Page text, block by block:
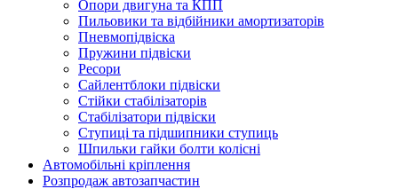
Опори двигуна та КПП
Пильовики та відбійники амортизаторів
Пневмопідвіска
Пружини підвіски
Ресори
Сайлентблоки підвіски
Стійки стабілізаторів
Стабілізатори підвіски
Ступиці та підшипники ступиць
Шпильки гайки болти колісні
Автомобільні кріплення
Розпродаж автозапчастин